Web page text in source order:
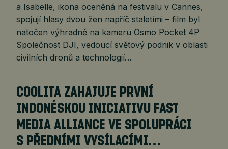
a Isabelle, ikona oceněná na festivalu v Cannes,
spojují hlasy dvou žen napříč staletími – film byl
natočen výhradně na kameru Osmo Pocket 4P
Společnost DJI, vedoucí světový podnik v oblasti
civilních dronů a technologií…
COOLITA ZAHAJUJE PRVNÍ
INDONÉSKOU INICIATIVU FAST
MEDIA ALLIANCE VE SPOLUPRÁCI
S PŘEDNÍMI VYSÍLACÍMI…